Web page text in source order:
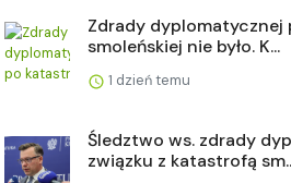
Zdrady
smoleńskiej nie było. K...
1 dzień temu
Śledztwo ws. zdrady
związku z katastrofą